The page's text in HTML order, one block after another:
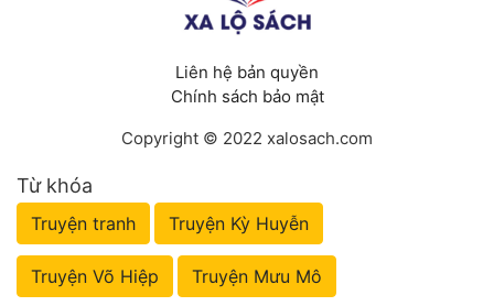
Liên hệ bản quyền
Chính sách bảo mật
Copyright © 2022 xalosach.com
Từ khóa
Truyện tranh Truyện Kỳ Huyễn
Truyện Võ Hiệp Truyện Mưu Mô